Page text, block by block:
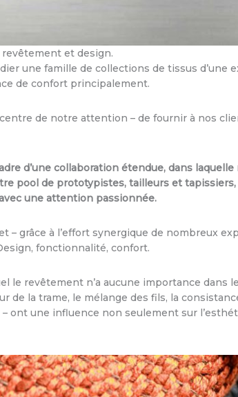
revêtement et design.
une famille de collections de tissus d’une
de confort principalement.
de notre attention – de fournir à nos
d’une collaboration étendue, dans
pool de prototypistes, tailleurs et
une attention passionnée.
– grâce à l’effort synergique de nombreux
fonctionnalité, confort.
le revêtement n’a aucune importance dans
de la trame, le mélange des fils, la
ont une influence non seulement sur